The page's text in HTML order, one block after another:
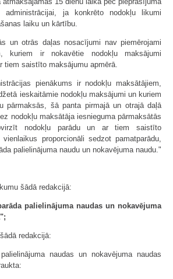
administrācijai, ja konkrēto nodokļu likumi
laiku un kārtību.
un otrās daļas nosacījumi nav piemērojami
kuriem ir nokavētie nodokļu maksājumi
tiem saistīto maksājumu apmērā.
pienākums ir nodokļu maksātājiem,
ieskaitāmie nodokļu maksājumi un kuriem
pārmaksās, šā panta pirmajā un otrajā daļā
nodokļu maksātāja iesnieguma pārmaksātās
nodokļu parādu un ar tiem saistīto
proporcionāli sedzot pamatparādu,
palielinājuma naudu un nokavējuma naudu."
šādā redakcijā:
palielinājuma naudas un nokavējuma
redakcijā:
naudas un nokavējuma naudas